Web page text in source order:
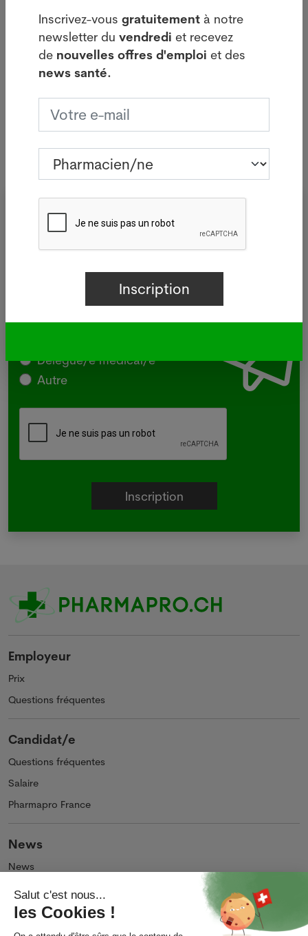
ont transplanté pour la première
fois au monde la partie centrale
de la rétine d'un oeil,...
gratuite du vendredi
Assistant/e en pharmacie
Délégué/e médical/e
Autre
Employeur
Prix
Questions fréquentes
Candidat/e
Questions fréquentes
Salaire
Pharmapro France
News
News
Podcasts et Vidéos
Inscrivez-vous gratuitement à notre
newsletter du vendredi et recevez
de nouvelles offres d'emploi et des
news santé.